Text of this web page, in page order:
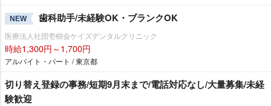
NEW 歯科助手/未経験OK・ブランクOK
医療法人社団壱樹会ケイズデンタルクリニック
時給1,300円～1,700円
アルバイト・パート / 東京都
切り替え登録の事務/短期9月末まで/電話対応なし/大量募集/未経
験歓迎